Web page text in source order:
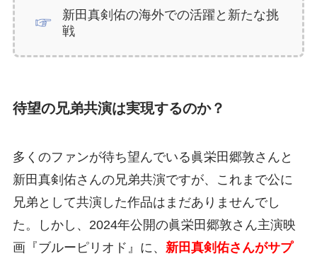
新田真剣佑の海外での活躍と新たな挑
戦
待望の兄弟共演は実現するのか？
多くのファンが待ち望んでいる眞栄田郷敦さんと
新田真剣佑さんの兄弟共演ですが、これまで公に
兄弟として共演した作品はまだありませんでし
た。しかし、2024年公開の眞栄田郷敦さん主演映
画『ブルーピリオド』に、 新田真剣佑さんがサプ